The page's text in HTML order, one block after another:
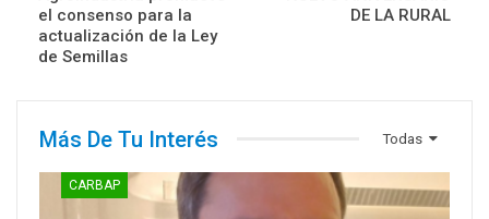
el consenso para la
actualización de la Ley
de Semillas
DE LA RURAL
Todas
Más De Tu Interés
CARBAP